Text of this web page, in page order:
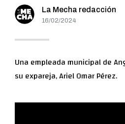
La Mecha redacción
16/02/2024
Una empleada municipal de
su expareja, Ariel Omar Pérez.